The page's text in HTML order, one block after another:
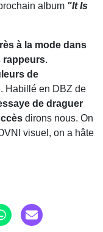
album "It Is
à la mode dans
rappeurs.
de
Habillé en DBZ de
de draguer
dirons nous. On
visuel, on a hâte